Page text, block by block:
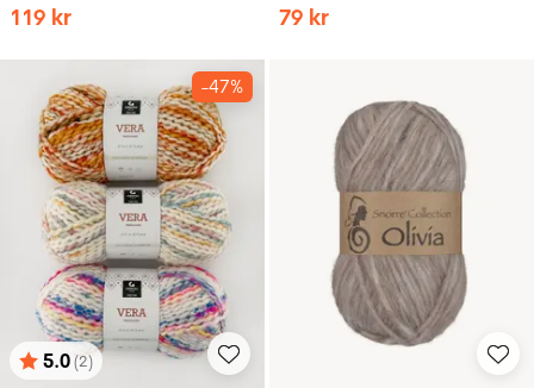
119 kr 79 kr
-47%
Betyg:
5.0(2)
utav 5 stjärnor